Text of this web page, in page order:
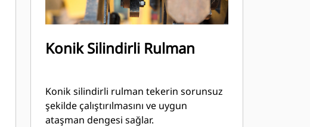
Konik Silindirli Rulman
Konik silindirli rulman tekerin sorunsuz
şekilde çalıştırılmasını ve uygun
ataşman dengesi sağlar.